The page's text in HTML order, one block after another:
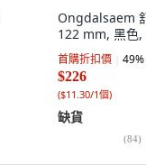
Ongdalsaem
122 mm, 黑色,
首購折扣價 49%
$226
($11.30/1個)
缺貨
(84)